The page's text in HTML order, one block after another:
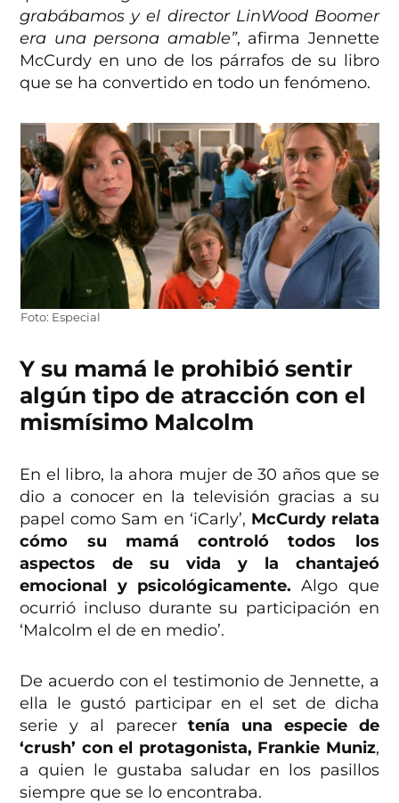
grabábamos y el director LinWood Boomer
era una persona amable”, afirma Jennette
McCurdy en uno de los párrafos de su libro
que se ha convertido en todo un fenómeno.
Foto: Especial
Y su mamá le prohibió sentir
algún tipo de atracción con el
mismísimo Malcolm
En el libro, la ahora mujer de 30 años que se
dio a conocer en la televisión gracias a su
papel como Sam en ‘iCarly’, McCurdy relata
cómo su mamá controló todos los
aspectos de su vida y la chantajeó
emocional y psicológicamente. Algo que
ocurrió incluso durante su participación en
‘Malcolm el de en medio’.
De acuerdo con el testimonio de Jennette, a
ella le gustó participar en el set de dicha
serie y al parecertenía una especie de
‘crush’ con el protagonista, Frankie Muniz,
a quien le gustaba saludar en los pasillos
siempre que se lo encontraba.